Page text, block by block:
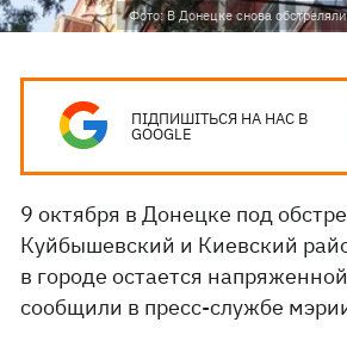
Фото: В Донецке снова
ПІДПИШІТЬСЯ НА НАС В
GOOGLE
9 октября в Донецке под
Куйбышевский и Киевский
в городе остается
сообщили в пресс-службе